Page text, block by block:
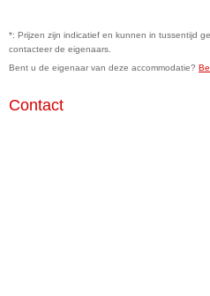
*: Prijzen zijn indicatief en kunnen in tussentijd
contacteer de eigenaars.
Bent u de eigenaar van deze accommodatie?
Contact